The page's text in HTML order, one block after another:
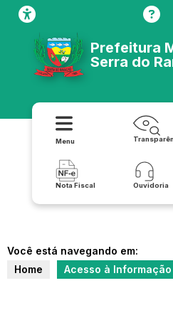
Prefeitura
Serra do
Menu
Nota Fiscal Ouvidoria
Você está navegando em:
Home
Acesso à Informação